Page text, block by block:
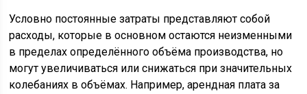
Условно постоянные затраты представляют собой
расходы, которые в основном остаются неизменными
в пределах определённого объёма производства, но
могут увеличиваться или снижаться при значительных
колебаниях в объёмах. Например, арендная плата за